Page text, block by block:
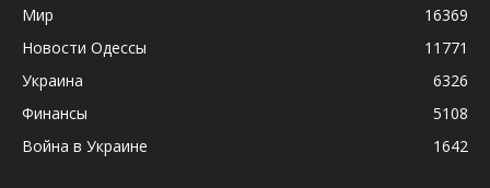
Мир
16369
Новости Одессы
11771
Украина
6326
Финансы
5108
Война в Украине
1642